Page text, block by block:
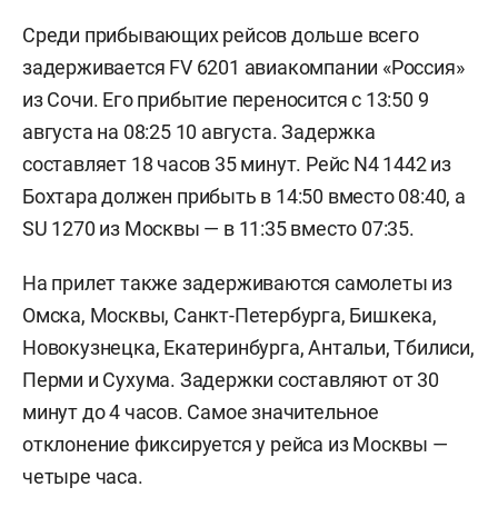
Среди прибывающих рейсов дольше всего
задерживается FV 6201 авиакомпании «Россия»
из Сочи. Его прибытие переносится с 13:50 9
августа на 08:25 10 августа. Задержка
составляет 18 часов 35 минут. Рейс N4 1442 из
Бохтара должен прибыть в 14:50 вместо 08:40, а
SU 1270 из Москвы — в 11:35 вместо 07:35.
На прилет также задерживаются самолеты из
Омска, Москвы, Санкт-Петербурга, Бишкека,
Новокузнецка, Екатеринбурга, Антальи, Тбилиси,
Перми и Сухума. Задержки составляют от 30
минут до 4 часов. Самое значительное
отклонение фиксируется у рейса из Москвы —
четыре часа.